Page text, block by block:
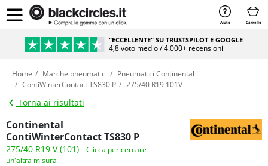
Aiuto Carrello
"ECCELLENTE" SU TRUSTSPILOT E GOOGLE
4,8 voto medio / 4.000+ recensioni
Home Marche pneumatici
Pneumatici Continental
ContiWinterContact TS830 P
275/40 R19 101V
Torna ai risultati
Continental
ContiWinterContact TS830 P
275/40 R19 V (101)
Clicca per cercare
un'altra misura